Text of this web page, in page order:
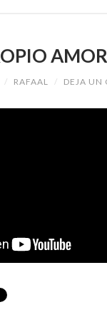
AMOR
/ RAFAAL / DEJA UN